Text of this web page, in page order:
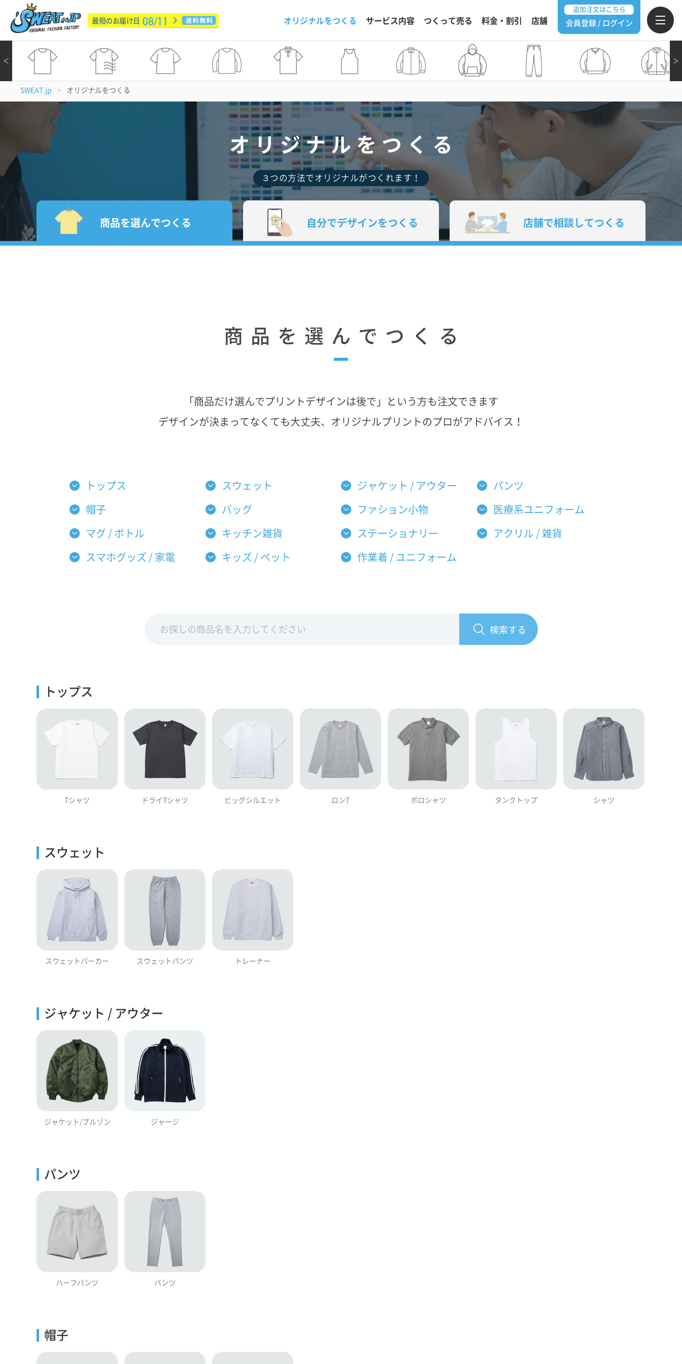
最短のお届け日 08/11 オリジナルをつくる サービス内容 つくって売る 料金・割引 店舗
追加注文はこちら
会員登録 / ログイン
＞
＜
SWEAT.jp > オリジナルをつくる
オリジナルをつくる
３つの方法でオリジナルがつくれます！
商品を選んでつくる 自分でデザインをつくる 店舗で相談してつくる
商品を選んでつくる
「商品だけ選んでプリントデザインは後で」という方も注文できます
デザインが決まってなくても大丈夫、オリジナルプリントのプロがアドバイス！
トップス スウェット ジャケット / アウター パンツ
帽子 バッグ ファション小物 医療系ユニフォーム
マグ / ボトル キッチン雑貨 ステーショナリー アクリル / 雑貨
スマホグッズ / 家電 キッズ / ペット 作業着 / ユニフォーム
検索する
トップス
Tシャツ ドライTシャツ ビッグシルエット ロンT ポロシャツ タンクトップ シャツ
スウェット
スウェットパーカー スウェットパンツ トレーナー
ジャケット / アウター
ジャケット/ブルゾン ジャージ
パンツ
ハーフパンツ パンツ
帽子